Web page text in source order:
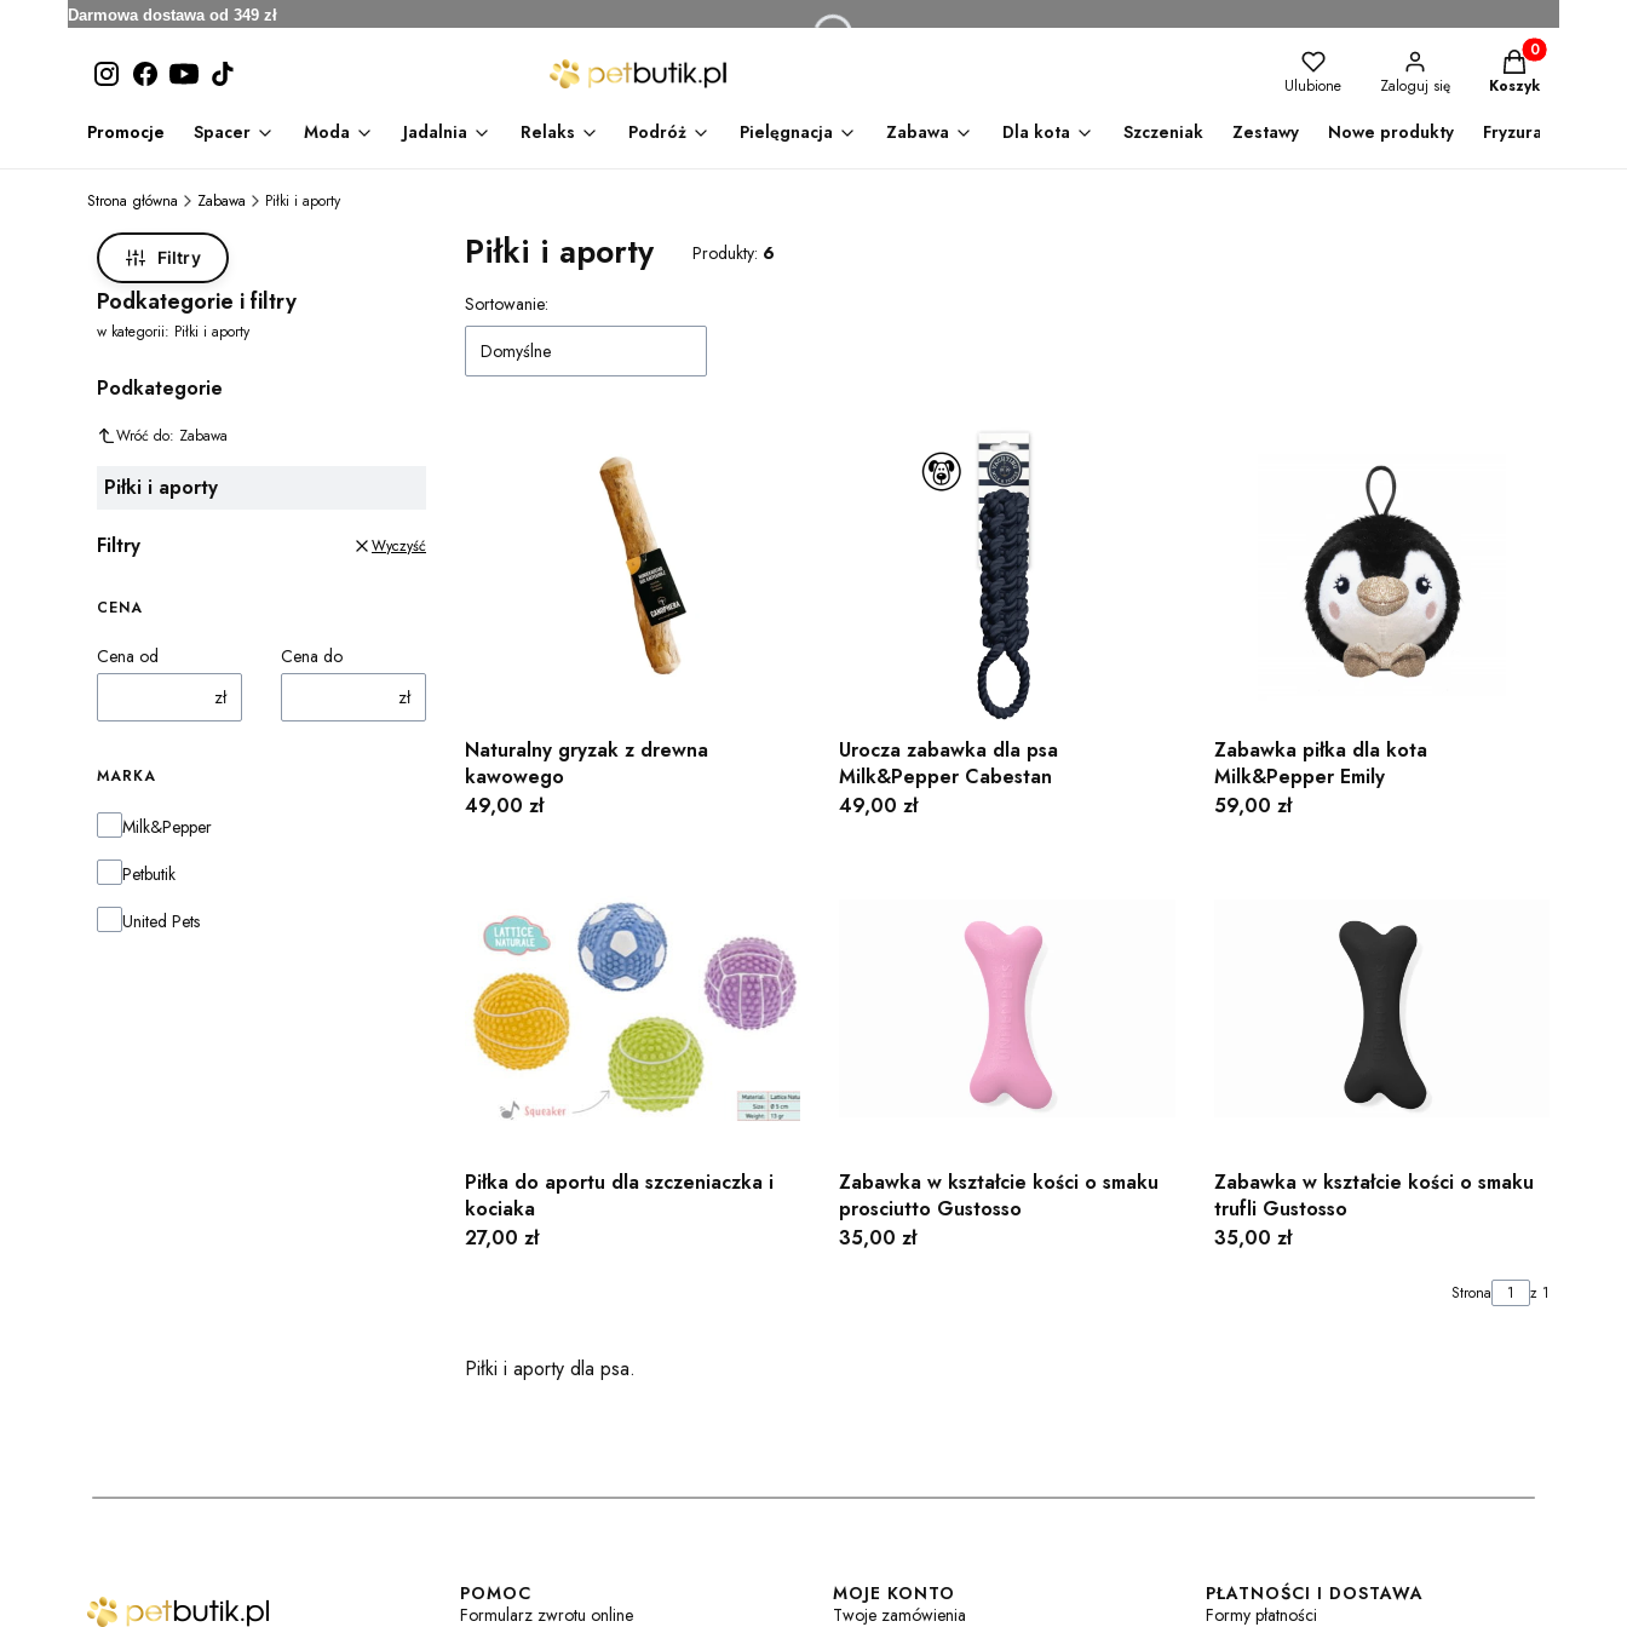
Darmowa dostawa od 349 zł
Ulubione Zaloguj się
Produkty w
Koszyk
Promocje Spacer Moda Jadalnia Relaks Podróż Pielęgnacja Zabawa Dla kota Szczeniak Zestawy Nowe produkty Fryzura
Strona główna Zabawa Piłki i aporty
Filtry
Podkategorie i filtry
w kategorii: Piłki i aporty
Podkategorie
Wróć do: Zabawa
Piłki i aporty
Filtry Wyczyść
CENA
Cena od
zł
Cena do
zł
MARKA
Marka
Milk&Pepper
Petbutik
United Pets
Piłki i aporty Produkty: 6
Lista produktów
Sortowanie:
Domyślne
Naturalny gryzak z drewna
kawowego
Cena
49,00 zł
Urocza zabawka dla psa
Milk&Pepper Cabestan
Cena
49,00 zł
Zabawka piłka dla kota
Milk&Pepper Emily
Cena
59,00 zł
Piłka do aportu dla szczeniaczka i
kociaka
Cena
27,00 zł
Zabawka w kształcie kości o smaku
prosciutto Gustosso
Cena
35,00 zł
Zabawka w kształcie kości o smaku
trufli Gustosso
Cena
35,00 zł
Strona z 1
Piłki i aporty dla psa.
Linki w stopce
POMOC
Formularz zwrotu online
MOJE KONTO
Twoje zamówienia
PŁATNOŚCI I DOSTAWA
Formy płatności